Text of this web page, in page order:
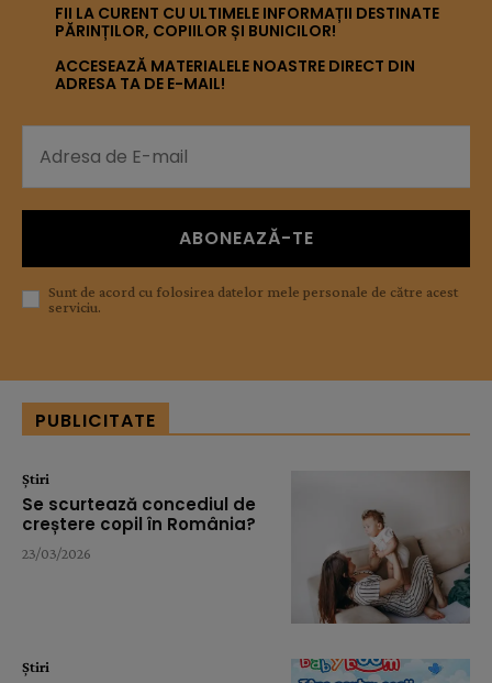
FII LA CURENT CU ULTIMELE INFORMAȚII DESTINATE
PĂRINȚILOR, COPIILOR ȘI BUNICILOR!
ACCESEAZĂ MATERIALELE NOASTRE DIRECT DIN
ADRESA TA DE E-MAIL!
ABONEAZĂ-TE
Sunt de acord cu folosirea datelor mele personale de către acest
serviciu.
PUBLICITATE
Știri
Se scurtează concediul de
creștere copil în România?
23/03/2026
Știri